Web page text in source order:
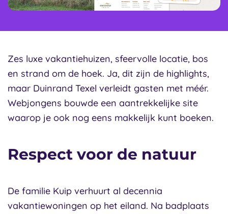
Zes luxe vakantiehuizen, sfeervolle locatie, bos
en strand om de hoek. Ja, dit zijn de highlights,
maar Duinrand Texel verleidt gasten met méér.
Webjongens bouwde een aantrekkelijke site
waarop je ook nog eens makkelijk kunt boeken.
Respect voor de natuur
De familie Kuip verhuurt al decennia
vakantiewoningen op het eiland. Na badplaats